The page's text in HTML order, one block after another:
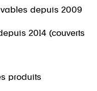
depuis 2009
2014 (couverts
produits